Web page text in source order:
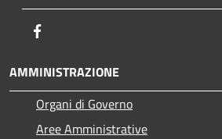
AMMINISTRAZIONE
Organi di Governo
Aree Amministrative